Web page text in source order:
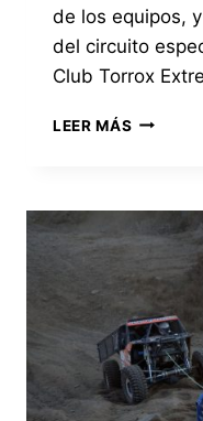
de los equipos,
del circuito
Club Torrox
LEER MÁS EL
DUREZA
DEL
MARCA
DE
LA